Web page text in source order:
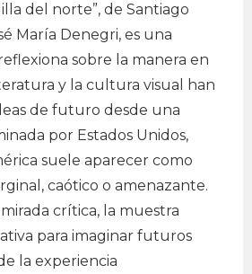
del norte”, de Santiago
María Denegri, es una
sobre la manera en
y la cultura visual han
de futuro desde una
por Estados Unidos,
suele aparecer como
caótico o amenazante.
crítica, la muestra
para imaginar futuros
la experiencia